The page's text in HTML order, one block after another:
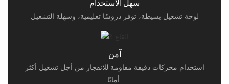
سهل الاستخدام
لوحة تشغيل بسيطة، توفر دروسًا تعليمية، وسهلة التشغيل
آمن
استخدام محركات دقيقة مقاومة للانفجار من أجل تشغيل أكثر
أمانًا.